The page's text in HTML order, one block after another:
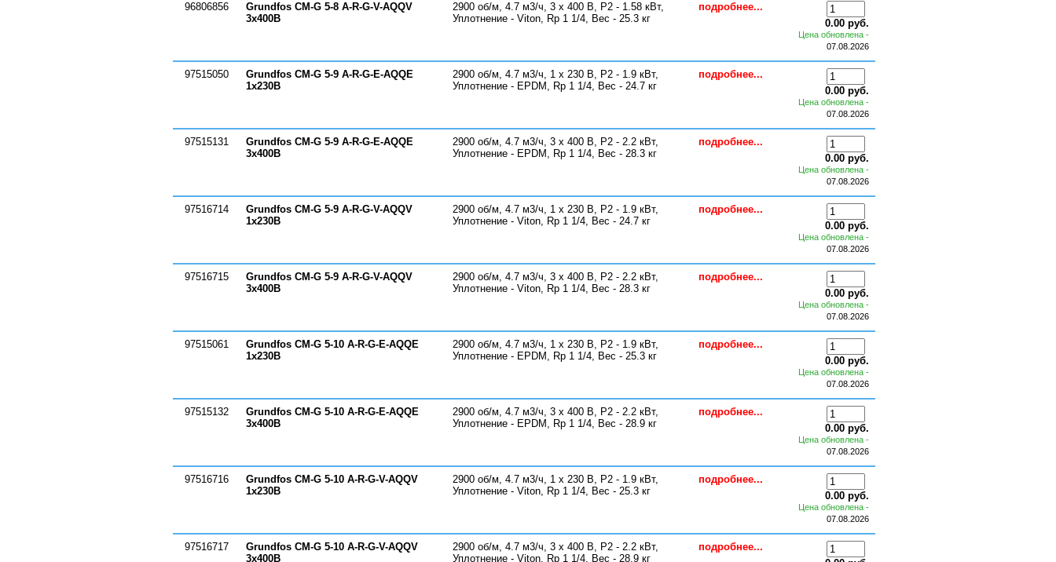
96806856
Grundfos CM-G 5-8 A-R-G-V-AQQV
3х400В
2900 об/м, 4.7 м3/ч, 3 х 400 В, P2 - 1.58 кВт,
Уплотнение - Viton, Rp 1 1/4, Вес - 25.3 кг
подробнее...
0.00 руб.
Цена обновлена -
07.08.2026
97515050
Grundfos CM-G 5-9 A-R-G-E-AQQE
1х230В
2900 об/м, 4.7 м3/ч, 1 х 230 В, P2 - 1.9 кВт,
Уплотнение - EPDM, Rp 1 1/4, Вес - 24.7 кг
подробнее...
0.00 руб.
Цена обновлена -
07.08.2026
97515131
Grundfos CM-G 5-9 A-R-G-E-AQQE
3х400В
2900 об/м, 4.7 м3/ч, 3 х 400 В, P2 - 2.2 кВт,
Уплотнение - EPDM, Rp 1 1/4, Вес - 28.3 кг
подробнее...
0.00 руб.
Цена обновлена -
07.08.2026
97516714
Grundfos CM-G 5-9 A-R-G-V-AQQV
1х230В
2900 об/м, 4.7 м3/ч, 1 х 230 В, P2 - 1.9 кВт,
Уплотнение - Viton, Rp 1 1/4, Вес - 24.7 кг
подробнее...
0.00 руб.
Цена обновлена -
07.08.2026
97516715
Grundfos CM-G 5-9 A-R-G-V-AQQV
3х400В
2900 об/м, 4.7 м3/ч, 3 х 400 В, P2 - 2.2 кВт,
Уплотнение - Viton, Rp 1 1/4, Вес - 28.3 кг
подробнее...
0.00 руб.
Цена обновлена -
07.08.2026
97515061
Grundfos CM-G 5-10 A-R-G-E-AQQE
1х230В
2900 об/м, 4.7 м3/ч, 1 х 230 В, P2 - 1.9 кВт,
Уплотнение - EPDM, Rp 1 1/4, Вес - 25.3 кг
подробнее...
0.00 руб.
Цена обновлена -
07.08.2026
97515132
Grundfos CM-G 5-10 A-R-G-E-AQQE
3х400В
2900 об/м, 4.7 м3/ч, 3 х 400 В, P2 - 2.2 кВт,
Уплотнение - EPDM, Rp 1 1/4, Вес - 28.9 кг
подробнее...
0.00 руб.
Цена обновлена -
07.08.2026
97516716
Grundfos CM-G 5-10 A-R-G-V-AQQV
1х230В
2900 об/м, 4.7 м3/ч, 1 х 230 В, P2 - 1.9 кВт,
Уплотнение - Viton, Rp 1 1/4, Вес - 25.3 кг
подробнее...
0.00 руб.
Цена обновлена -
07.08.2026
97516717
Grundfos CM-G 5-10 A-R-G-V-AQQV
3х400В
2900 об/м, 4.7 м3/ч, 3 х 400 В, P2 - 2.2 кВт,
Уплотнение - Viton, Rp 1 1/4, Вес - 28.9 кг
подробнее...